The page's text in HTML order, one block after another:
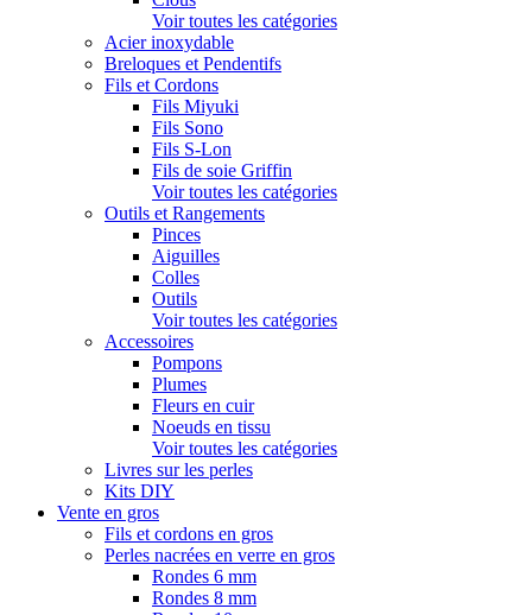
Voir toutes les catégories
Acier inoxydable
Breloques et Pendentifs
Fils et Cordons
Fils Miyuki
Fils Sono
Fils S-Lon
Fils de soie Griffin
Voir toutes les catégories
Outils et Rangements
Pinces
Aiguilles
Colles
Outils
Voir toutes les catégories
Accessoires
Pompons
Plumes
Fleurs en cuir
Noeuds en tissu
Voir toutes les catégories
Livres sur les perles
Kits DIY
Vente en gros
Fils et cordons en gros
Perles nacrées en verre en gros
Rondes 6 mm
Rondes 8 mm